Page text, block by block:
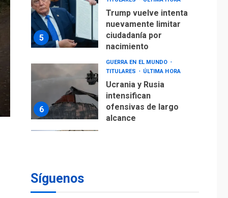
GUERRA EN EL MUNDO
TITULARES
ÚLTIMA HORA
Ucrania y Rusia
intensifican
alcance
LATINOAMÉRICA Y CARIBE
TITULARES
EEUU sanciona a ocho
militares y cinco
1
Síguenos